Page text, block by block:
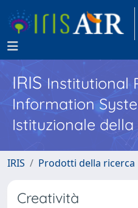
IRISInstitutional
Information
Istituzionale della
IRIS Prodotti della ricerca
Creatività